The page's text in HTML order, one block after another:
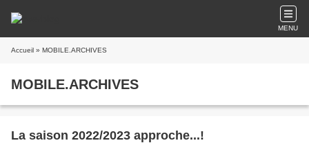
MENU
Accueil » MOBILE.ARCHIVES
MOBILE.ARCHIVES
La saison 2022/2023 approche...!